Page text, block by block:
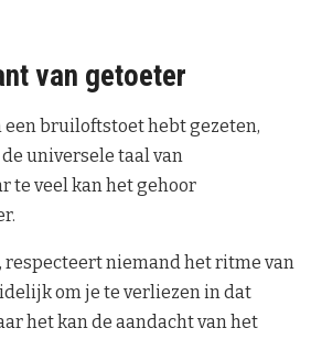
van getoeter
bruiloftstoet hebt gezeten,
universele taal van
te veel kan het gehoor
respecteert niemand het ritme van
om je te verliezen in dat
het kan de aandacht van het